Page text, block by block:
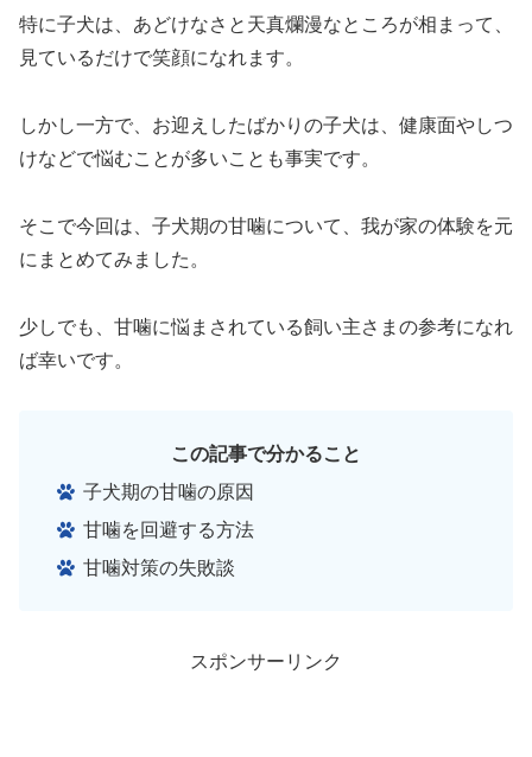
特に子犬は、あどけなさと天真爛漫なところが相まって、
見ているだけで笑顔になれます。
しかし一方で、お迎えしたばかりの子犬は、健康面やしつ
けなどで悩むことが多いことも事実です。
そこで今回は、子犬期の甘噛について、我が家の体験を元
にまとめてみました。
少しでも、甘噛に悩まされている飼い主さまの参考になれ
ば幸いです。
この記事で分かること
子犬期の甘噛の原因
甘噛を回避する方法
甘噛対策の失敗談
スポンサーリンク